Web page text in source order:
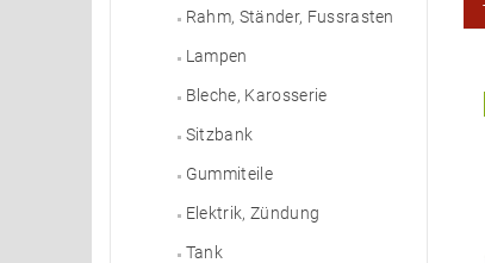
Rahm, Ständer, Fussrasten
Lampen
Bleche, Karosserie
Sitzbank
Gummiteile
Elektrik, Zündung
Tank